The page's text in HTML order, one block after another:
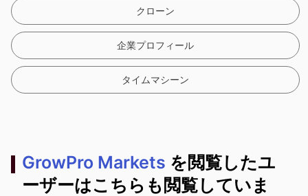
クローン
企業プロフィール
タイムマシーン
GrowPro Markets を閲覧したユ
ーザーはこちらも閲覧していま